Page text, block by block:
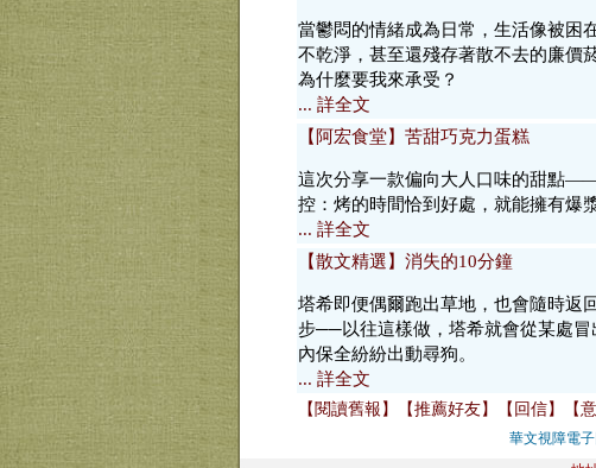
當鬱悶的情緒成為日常，生活像被困
不乾淨，甚至還殘存著散不去的廉價
為什麼要我來承受？
... 詳全文
【阿宏食堂】苦甜巧克力蛋糕
這次分享一款偏向大人口味的甜點
控：烤的時間恰到好處，就能擁有爆
... 詳全文
【散文精選】消失的10分鐘
塔希即便偶爾跑出草地，也會隨時返
步──以往這樣做，塔希就會從某處
內保全紛紛出動尋狗。
... 詳全文
【閱讀舊報】 【推薦好友】 【回信】 【
華文視障電